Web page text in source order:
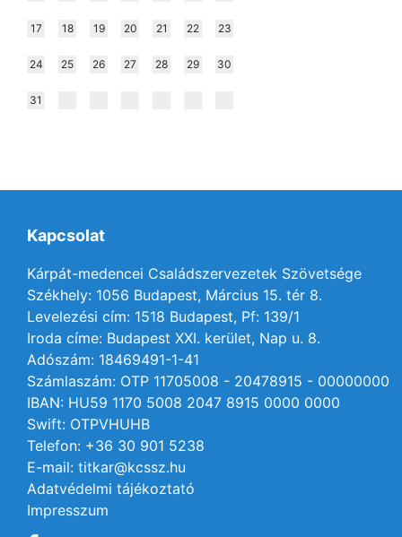
17 18 19 20 21 22 23
24 25 26 27 28 29 30
31
Kapcsolat
Kárpát-medencei Családszervezetek Szövetsége
Székhely: 1056 Budapest, Március 15. tér 8.
Levelezési cím: 1518 Budapest, Pf: 139/1
Iroda címe: Budapest XXI. kerület, Nap u. 8.
Adószám: 18469491-1-41
Számlaszám: OTP 11705008 - 20478915 - 00000000
IBAN: HU59 1170 5008 2047 8915 0000 0000
Swift: OTPVHUHB
Telefon: +36 30 901 5238
E-mail: titkar@kcssz.hu
Adatvédelmi tájékoztató
Impresszum